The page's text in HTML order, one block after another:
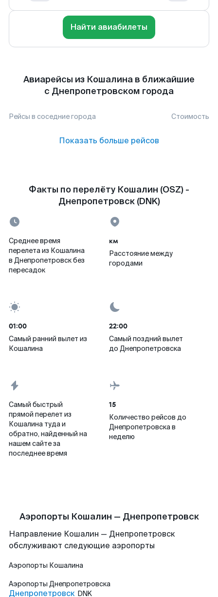
Найти авиабилеты
Авиарейсы из Кошалина в ближайшие
с Днепропетровском города
Рейсы в соседние города Стоимость
Показать больше рейсов
Факты по перелёту Кошалин (OSZ) -
Днепропетровск (DNK)
Среднее время
перелета из Кошалина
в Днепропетровск без
пересадок
км
Расстояние между
городами
01:00
Самый ранний вылет из
Кошалина
22:00
Самый поздний вылет
до Днепропетровска
Самый быстрый
прямой перелет из
Кошалина туда и
обратно, найденный на
нашем сайте за
последнее время
15
Количество рейсов до
Днепропетровска в
неделю
Аэропорты Кошалин — Днепропетровск
Направление Кошалин — Днепропетровск
обслуживают следующие аэропорты
Аэропорты Кошалина
Аэропорты Днепропетровска
Днепропетровск DNK